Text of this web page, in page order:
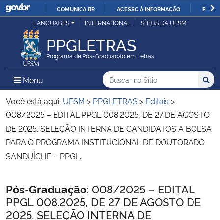
IR
O
COMUNICA BR ACESSO À INFORMAÇÃO
Ministério da Justiça e Segurança Pública
Ministério da Defesa
Ministério das Relações Exteriores
Ministério da Economia
Ministério da Infraestrutura
Ministério da Educação
LANGUAGES INTERNATIONAL SÍTIOS DA UFSM
PPGLETRAS
Programa de Pós-Graduação em Letras
Menu Menu Principal do Sítio
Busca
Buscar no no Sítio
Busca:
Você está aqui: UFSM > PPGLETRAS > Editais >
008/2025 – EDITAL PPGL 008.2025, DE 27 DE AGOSTO
DE 2025. SELEÇÃO INTERNA DE CANDIDATOS A BOLSA
PARA O PROGRAMA INSTITUCIONAL DE DOUTORADO
SANDUÍCHE – PPGL.
Início do conteúdo
Pós-Graduação: 008/2025 – EDITAL
PPGL 008.2025, DE 27 DE AGOSTO DE
2025. SELEÇÃO INTERNA DE